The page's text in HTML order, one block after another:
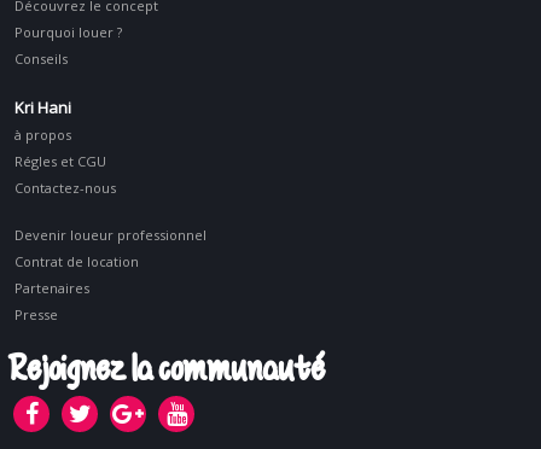
Découvrez le concept
Pourquoi louer ?
Conseils
Kri Hani
à propos
Régles et CGU
Contactez-nous
Devenir loueur professionnel
Contrat de location
Partenaires
Presse
Rejoignez la communauté